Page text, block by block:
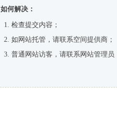
如何解决：
检查提交内容；
如网站托管，请联系空间提供商；
普通网站访客，请联系网站管理员